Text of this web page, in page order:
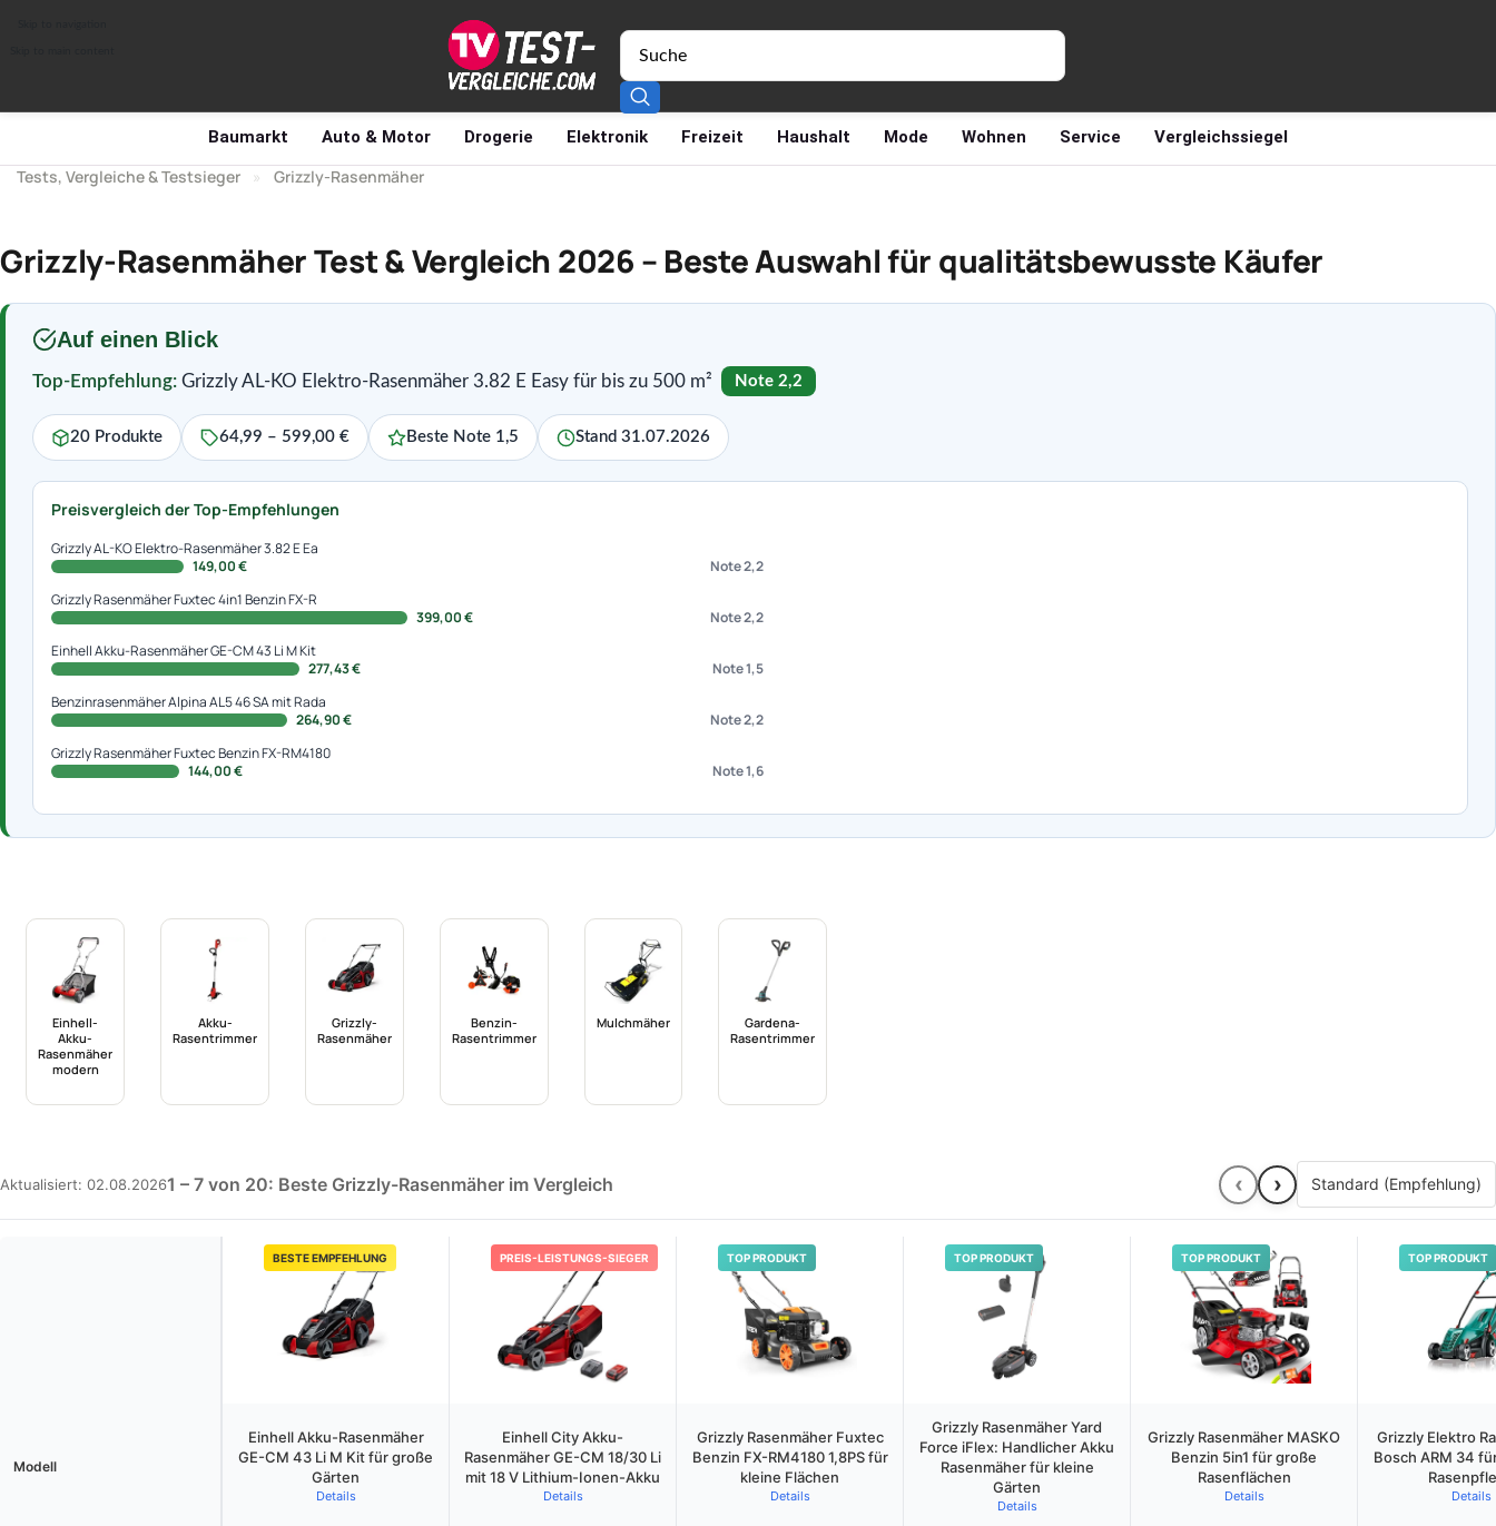
Baumarkt Auto & Motor Drogerie Elektronik Freizeit Haushalt Mode Wohnen Service Vergleichssiegel
Tests, Vergleiche & Testsieger » Grizzly-Rasenmäher
Grizzly-Rasenmäher Test & Vergleich 2026 – Beste Auswahl für qualitätsbewusste Käufer
Auf einen Blick
Top-Empfehlung: Grizzly AL-KO Elektro-Rasenmäher 3.82 E Easy für bis zu 500 m² Note 2,2
20 Produkte 64,99 – 599,00 € Beste Note 1,5 Stand 31.07.2026
Preisvergleich der Top-Empfehlungen
Grizzly AL-KO Elektro-Rasenmäher 3.82 E Ea
149,00 €
Note 2,2
Grizzly Rasenmäher Fuxtec 4in1 Benzin FX-R
399,00 €
Note 2,2
Einhell Akku-Rasenmäher GE-CM 43 Li M Kit
277,43 €
Note 1,5
Benzinrasenmäher Alpina AL5 46 SA mit Rada
264,90 €
Note 2,2
Grizzly Rasenmäher Fuxtec Benzin FX-RM4180
144,00 €
Note 1,6
Einhell-
Akku-
Rasenmäher
modern
Akku-
Rasentrimmer
Grizzly-
Rasenmäher
Benzin-
Rasentrimmer
Mulchmäher
Gardena-
Rasentrimmer
Aktualisiert: 02.08.20261 – 7 von 20: Beste Grizzly-Rasenmäher im Vergleich ‹ ›
BESTE EMPFEHLUNG PREIS-LEISTUNGS-SIEGER TOP PRODUKT TOP PRODUKT TOP PRODUKT TOP PRODUKT
Modell
Einhell Akku-Rasenmäher
GE-CM 43 Li M Kit für große
Gärten
Details
Einhell City Akku-
Rasenmäher GE-CM 18/30 Li
mit 18 V Lithium-Ionen-Akku
Details
Grizzly Rasenmäher Fuxtec
Benzin FX-RM4180 1,8PS für
kleine Flächen
Details
Grizzly Rasenmäher Yard
Force iFlex: Handlicher Akku
Rasenmäher für kleine
Gärten
Details
Grizzly Rasenmäher MASKO
Benzin 5in1 für große
Rasenflächen
Details
Grizzly Elektro
Bosch ARM 34
Details